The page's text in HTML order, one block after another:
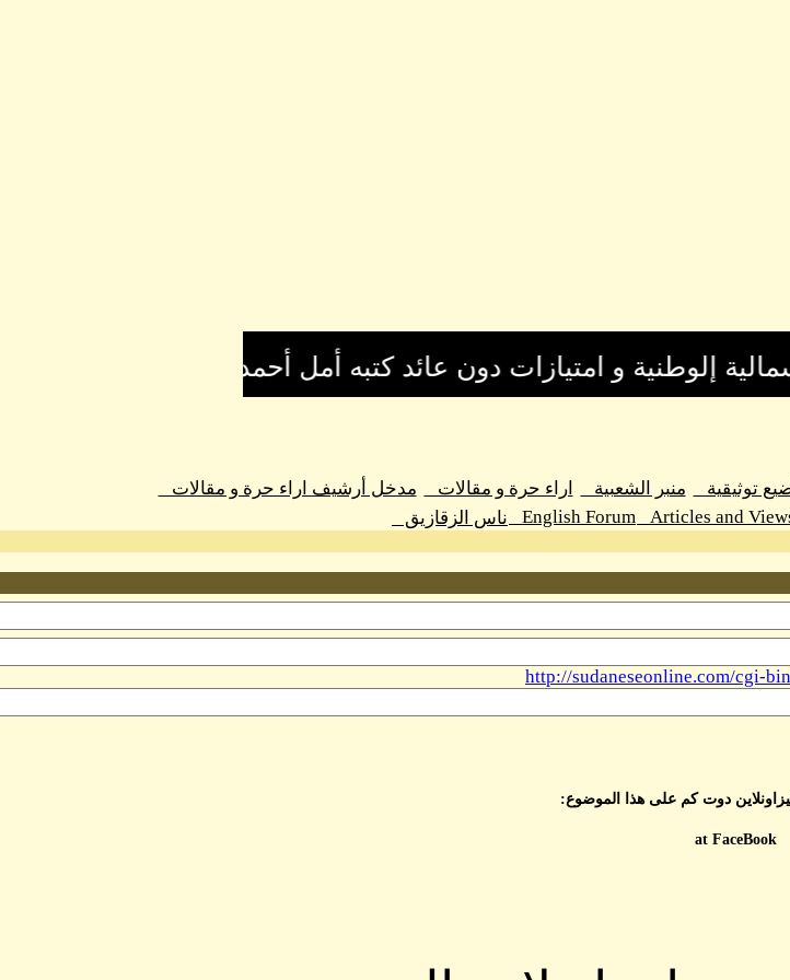
توثيقية منبر الشعبية اراء حرة و مقالات
مدخل أرشيف اراء حرة و مقالات
Articles and
English Forum
ناس الزقازيق
http://sudaneseonline.com/cgi-
دوت كم على هذا الموضوع:
at FaceBook